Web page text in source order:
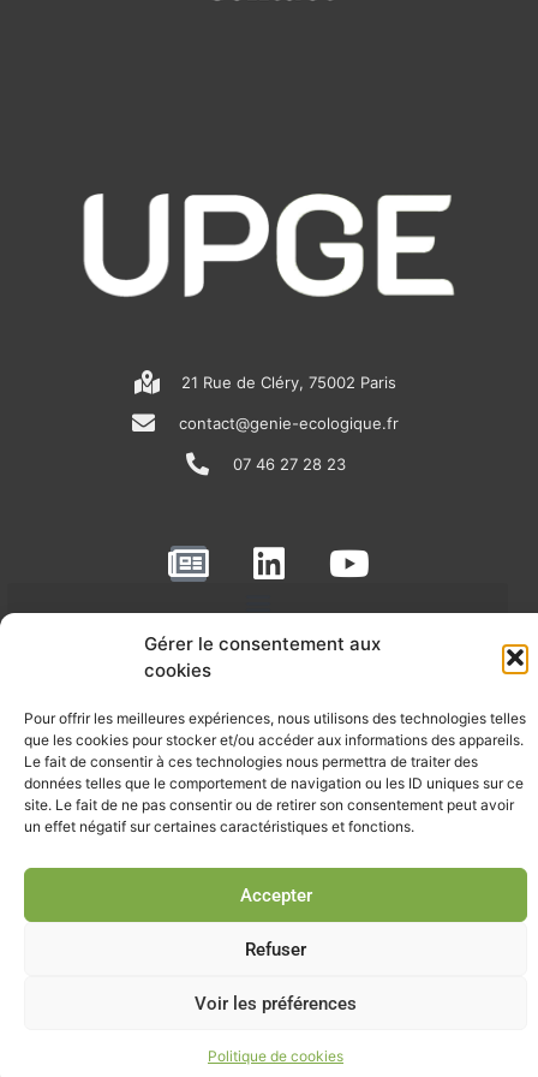
Gérer le consentement aux
cookies
Pour offrir les meilleures expériences, nous utilisons des technologies telles
que les cookies pour stocker et/ou accéder aux informations des appareils.
Le fait de consentir à ces technologies nous permettra de traiter des
données telles que le comportement de navigation ou les ID uniques sur ce
site. Le fait de ne pas consentir ou de retirer son consentement peut avoir
un effet négatif sur certaines caractéristiques et fonctions.
Accepter
Refuser
Voir les préférences
Politique de cookies
21 Rue de Cléry, 75002 Paris
contact@genie-ecologique.fr
07 46 27 28 23
N
e
w
s
p
a
p
e
r
L
i
n
k
d
i
n
Y
o
u
t
b
e
RECEVOIR L'ACTU DE LA FILIÈRE
rendez-vous importants de la filière, nos offres de stages et
d’emplois…
Je m'abonne à la lettre d'info
© Union professionnelle du génie écologique - Tous droits
réservés - 2026